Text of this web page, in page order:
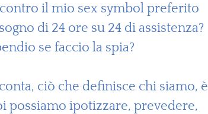
il mio sex symbol preferito
di 24 ore su 24 di assistenza?
se faccio la spia?
ciò che definisce chi siamo, è
possiamo ipotizzare, prevedere,